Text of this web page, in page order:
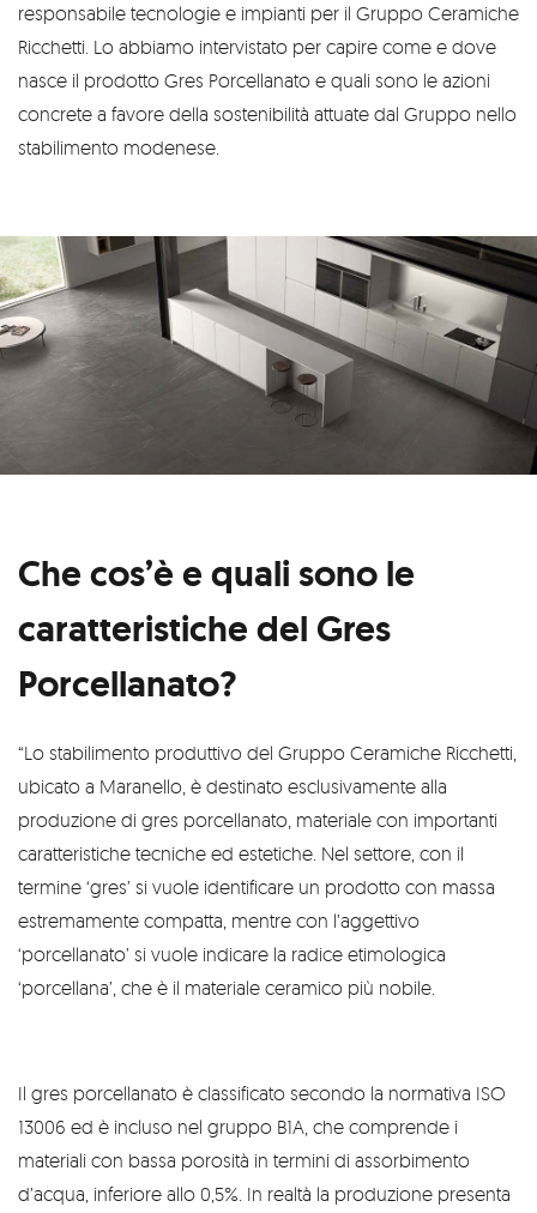
responsabile tecnologie e impianti per il Gruppo Ceramiche
Ricchetti. Lo abbiamo intervistato per capire come e dove
nasce il prodotto Gres Porcellanato e quali sono le azioni
concrete a favore della sostenibilità attuate dal Gruppo nello
stabilimento modenese.
Che cos’è e quali sono le
caratteristiche del Gres
Porcellanato?
“Lo stabilimento produttivo del Gruppo Ceramiche Ricchetti,
ubicato a Maranello, è destinato esclusivamente alla
produzione di gres porcellanato, materiale con importanti
caratteristiche tecniche ed estetiche. Nel settore, con il
termine ‘gres’ si vuole identificare un prodotto con massa
estremamente compatta, mentre con l’aggettivo
‘porcellanato’ si vuole indicare la radice etimologica
‘porcellana’, che è il materiale ceramico più nobile.
Il gres porcellanato è classificato secondo la normativa ISO
13006 ed è incluso nel gruppo B1A, che comprende i
materiali con bassa porosità in termini di assorbimento
d’acqua, inferiore allo 0,5%. In realtà la produzione presenta